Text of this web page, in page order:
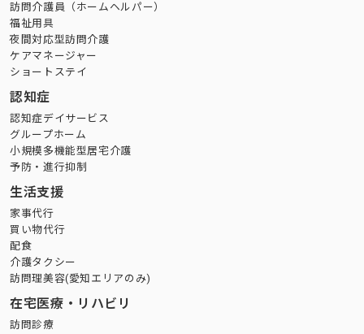
訪問介護員（ホームヘルパー）
福祉用具
夜間対応型訪問介護
ケアマネージャー
ショートステイ
認知症
認知症デイサービス
グループホーム
小規模多機能型居宅介護
予防・進行抑制
生活支援
家事代行
買い物代行
配食
介護タクシー
訪問理美容(愛知エリアのみ)
在宅医療・リハビリ
訪問診療